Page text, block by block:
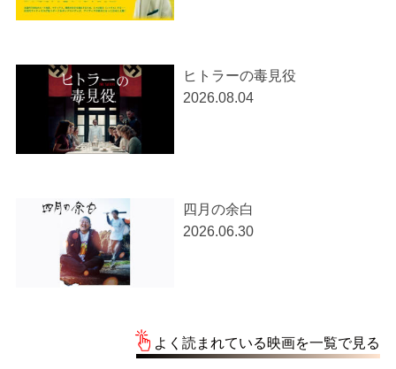
ヒトラーの毒見役
2026.08.04
四月の余白
2026.06.30
よく読まれている映画を一覧で見る